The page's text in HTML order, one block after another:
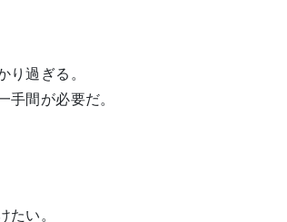
り過ぎる。
手間が必要だ。
たい。